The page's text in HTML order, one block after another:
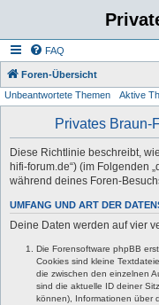
FAQ
Foren-Übersicht
Unbeantwortete Themen Aktive
Privates Braun-
Diese Richtlinie beschreibt,
hifi-forum.de“) (im Folgenden
während deines Foren-
UMFANG UND ART DER
Deine Daten werden auf vier
Die Forensoftware phpBB
Cookies sind kleine
die zwischen den einzelnen
sind die aktuelle ID deiner
können), Informationen über